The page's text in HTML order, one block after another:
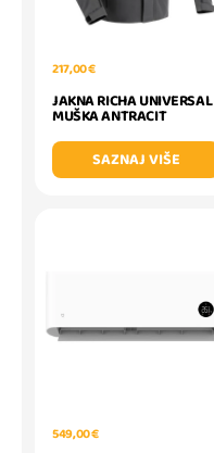
217,00 €
JAKNA RICHA UNIVERSAL
MUŠKA ANTRACIT
SAZNAJ VIŠE
549,00 €